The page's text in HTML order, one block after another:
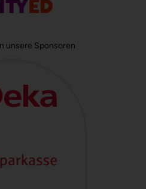
unsere Sponsoren